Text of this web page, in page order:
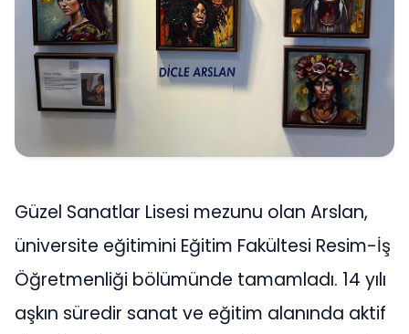
Güzel Sanatlar Lisesi mezunu olan Arslan,
üniversite eğitimini Eğitim Fakültesi Resim-İş
Öğretmenliği bölümünde tamamladı. 14 yılı
aşkın süredir sanat ve eğitim alanında aktif